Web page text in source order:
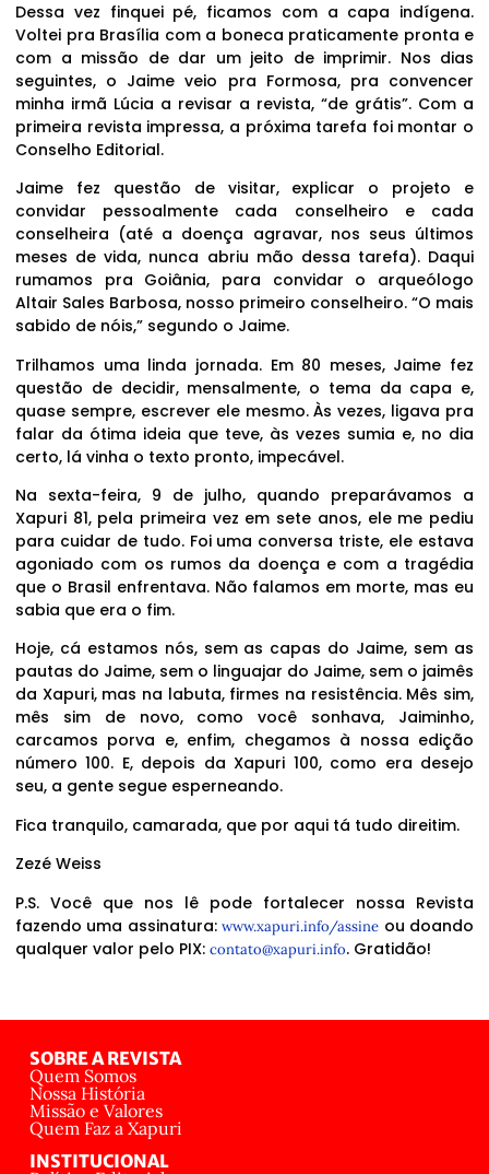
Dessa vez finquei pé, ficamos com a capa indígena.
Voltei pra Brasília com a boneca praticamente pronta e
com a missão de dar um jeito de imprimir. Nos dias
seguintes, o Jaime veio pra Formosa, pra convencer
minha irmã Lúcia a revisar a revista, “de grátis”. Com a
primeira revista impressa, a próxima tarefa foi montar o
Conselho Editorial.
Jaime fez questão de visitar, explicar o projeto e
convidar pessoalmente cada conselheiro e cada
conselheira (até a doença agravar, nos seus últimos
meses de vida, nunca abriu mão dessa tarefa). Daqui
rumamos pra Goiânia, para convidar o arqueólogo
Altair Sales Barbosa, nosso primeiro conselheiro. “O mais
sabido de nóis,” segundo o Jaime.
Trilhamos uma linda jornada. Em 80 meses, Jaime fez
questão de decidir, mensalmente, o tema da capa e,
quase sempre, escrever ele mesmo. Às vezes, ligava pra
falar da ótima ideia que teve, às vezes sumia e, no dia
certo, lá vinha o texto pronto, impecável.
Na sexta-feira, 9 de julho, quando preparávamos a
Xapuri 81, pela primeira vez em sete anos, ele me pediu
para cuidar de tudo. Foi uma conversa triste, ele estava
agoniado com os rumos da doença e com a tragédia
que o Brasil enfrentava. Não falamos em morte, mas eu
sabia que era o fim.
Hoje, cá estamos nós, sem as capas do Jaime, sem as
pautas do Jaime, sem o linguajar do Jaime, sem o jaimês
da Xapuri, mas na labuta, firmes na resistência. Mês sim,
mês sim de novo, como você sonhava, Jaiminho,
carcamos porva e, enfim, chegamos à nossa edição
número 100. E, depois da Xapuri 100, como era desejo
seu, a gente segue esperneando.
Fica tranquilo, camarada, que por aqui tá tudo direitim.
Zezé Weiss
P.S. Você que nos lê pode fortalecer nossa Revista
fazendo uma assinatura:www.xapuri.info/assine ou doando
qualquer valor pelo PIX: contato@xapuri.info. Gratidão!
SOBRE A REVISTA
Quem Somos
Nossa História
Missão e Valores
Quem Faz a Xapuri
INSTITUCIONAL